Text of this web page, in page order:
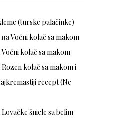
(turske palačinke)
наVoćni kolač sa makom
Voćni kolač sa makom
Rozen kolač sa makom i
recept (Ne
Lovačke šnicle sa belim